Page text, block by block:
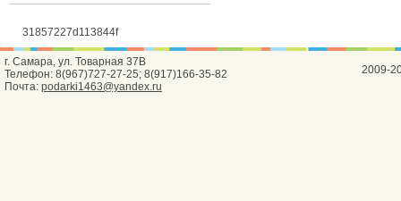
31857227d113844f
г. Самара, ул. Товарная 37В
Телефон: 8(967)727-27-25; 8(917)166-35-82
Почта: podarki1463@yandex.ru
2009-